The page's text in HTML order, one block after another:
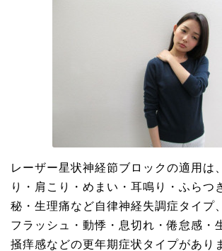
レーザー星状神経節ブロックの適用は
り・肩こり・めまい・耳鳴り・ふらつ
秘・生理痛など自律神経失調症タイプ
フラッシュ・動悸・息切れ・倦怠感・
掻痒感などの更年期症状タイプがあり